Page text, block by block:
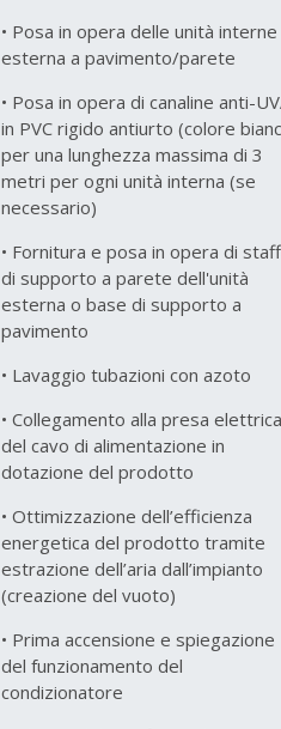
• Posa in opera delle unità
esterna a pavimento/parete
• Posa in opera di canaline anti-
in PVC rigido antiurto (colore
per una lunghezza massima di 3
metri per ogni unità interna (se
necessario)
• Fornitura e posa in opera di
di supporto a parete dell'unità
esterna o base di supporto a
pavimento
• Lavaggio tubazioni con azoto
• Collegamento alla presa elettrica
del cavo di alimentazione in
dotazione del prodotto
• Ottimizzazione dell’efficienza
energetica del prodotto tramite
estrazione dell’aria dall’impianto
(creazione del vuoto)
• Prima accensione e spiegazione
del funzionamento del
condizionatore